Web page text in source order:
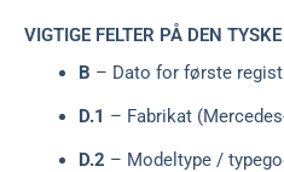
VIGTIGE FELTER PÅ DEN
B – Dato for første
D.1 – Fabrikat
D.2 – Modeltype /